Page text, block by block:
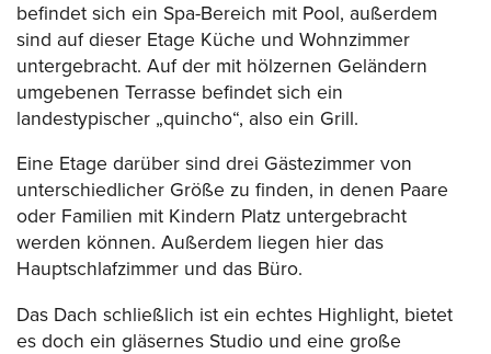
befindet sich ein Spa-Bereich mit Pool, außerdem
sind auf dieser Etage Küche und Wohnzimmer
untergebracht. Auf der mit hölzernen Geländern
umgebenen Terrasse befindet sich ein
landestypischer „quincho“, also ein Grill.
Eine Etage darüber sind drei Gästezimmer von
unterschiedlicher Größe zu finden, in denen Paare
oder Familien mit Kindern Platz untergebracht
werden können. Außerdem liegen hier das
Hauptschlafzimmer und das Büro.
Das Dach schließlich ist ein echtes Highlight, bietet
es doch ein gläsernes Studio und eine große